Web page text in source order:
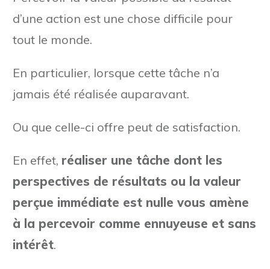
d’une action est une chose difficile pour
tout le monde.
En particulier, lorsque cette tâche n’a
jamais été réalisée auparavant.
Ou que celle-ci offre peut de satisfaction.
En effet, réaliser une tâche dont les
perspectives de résultats ou la valeur
perçue immédiate est nulle vous amène
à la percevoir comme ennuyeuse et sans
intérêt.